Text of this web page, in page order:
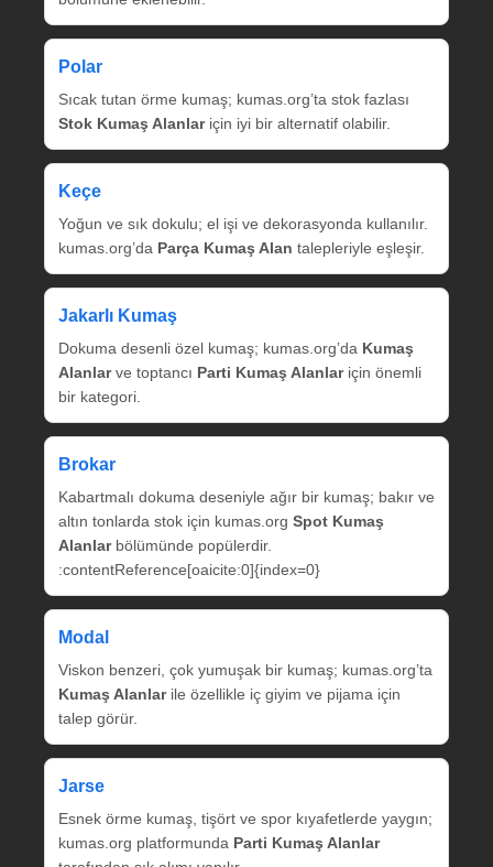
Polar
Sıcak tutan örme kumaş; kumas.org’ta stok fazlası
Stok Kumaş Alanlariçin iyi bir alternatif olabilir.
Keçe
Yoğun ve sık dokulu; el işi ve dekorasyonda kullanılır.
kumas.org’da Parça Kumaş Alan talepleriyle eşleşir.
Jakarlı Kumaş
Dokuma desenli özel kumaş; kumas.org’da Kumaş
Alanlarve toptancı Parti Kumaş Alanlariçin önemli
bir kategori.
Brokar
Kabartmalı dokuma deseniyle ağır bir kumaş; bakır ve
altın tonlarda stok için kumas.org Spot Kumaş
Alanlarbölümünde popülerdir.
:contentReference[oaicite:0]{index=0}
Modal
Viskon benzeri, çok yumuşak bir kumaş; kumas.org’ta
Kumaş Alanlarile özellikle iç giyim ve pijama için
talep görür.
Jarse
Esnek örme kumaş, tişört ve spor kıyafetlerde yaygın;
kumas.org platformunda Parti Kumaş Alanlar